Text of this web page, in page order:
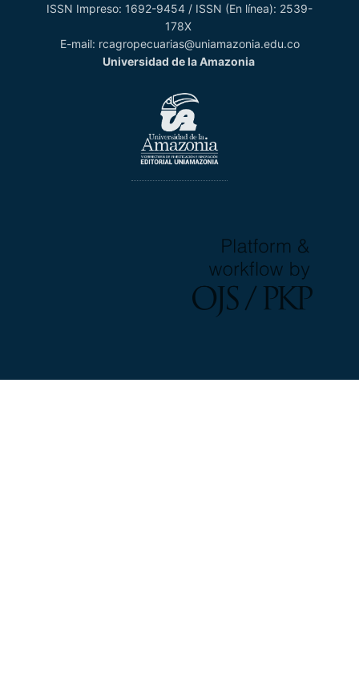
ISSN Impreso: 1692-9454 / ISSN (En línea): 2539-
178X
E-mail: rcagropecuarias@uniamazonia.edu.co
Universidad de la Amazonia